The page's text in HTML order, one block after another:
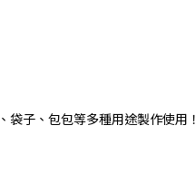
子、包包等多種用途製作使用！